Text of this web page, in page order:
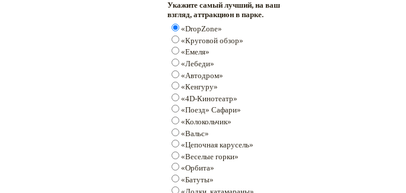
Укажите самый лучший, на ваш
взгляд, аттракцион в парке.
«DropZone»
«Круговой обзор»
«Емеля»
«Лебеди»
«Автодром»
«Кенгуру»
«4D-Кинотеатр»
«Поезд» Сафари»
«Колокольчик»
«Вальс»
«Цепочная карусель»
«Веселые горки»
«Орбита»
«Батуты»